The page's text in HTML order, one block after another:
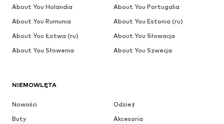
NIEMOWLĘTA
Nowości
Odzież
Buty
Akcesoria
About You Holandia
About You Portugalia
About You Rumunia
About You Estonia (ru)
About You Łotwa (ru)
About You Słowacja
About You Słowenia
About You Szwecja